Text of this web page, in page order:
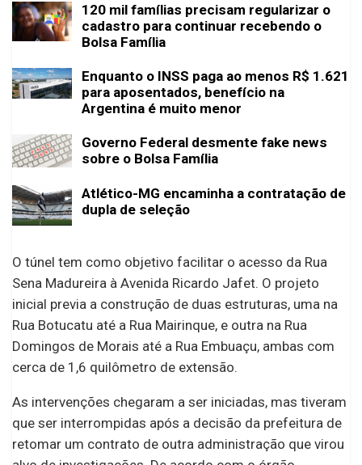
120 mil famílias precisam regularizar o
cadastro para continuar recebendo o
Bolsa Família
Enquanto o INSS paga ao menos R$ 1.621
para aposentados, benefício na
Argentina é muito menor
Governo Federal desmente fake news
sobre o Bolsa Família
Atlético-MG encaminha a contratação de
dupla de seleção
O túnel tem como objetivo facilitar o acesso da Rua
Sena Madureira à Avenida Ricardo Jafet. O projeto
inicial previa a construção de duas estruturas, uma na
Rua Botucatu até a Rua Mairinque, e outra na Rua
Domingos de Morais até a Rua Embuaçu, ambas com
cerca de 1,6 quilômetro de extensão.
As intervenções chegaram a ser iniciadas, mas tiveram
que ser interrompidas após a decisão da prefeitura de
retomar um contrato de outra administração que virou